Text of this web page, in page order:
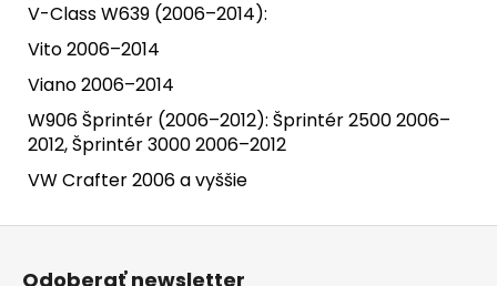
V-Class W639 (2006–2014):
Vito 2006–2014
Viano 2006–2014
W906 Šprintér (2006–2012): Šprintér 2500 2006–
2012, Šprintér 3000 2006–2012
VW Crafter 2006 a vyššie
Odoberať newsletter